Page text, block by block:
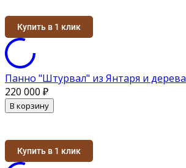
Купить в 1 клик
Панно "Штурвал" из Янтаря и дерева
220 000 ₽
В корзину
Купить в 1 клик